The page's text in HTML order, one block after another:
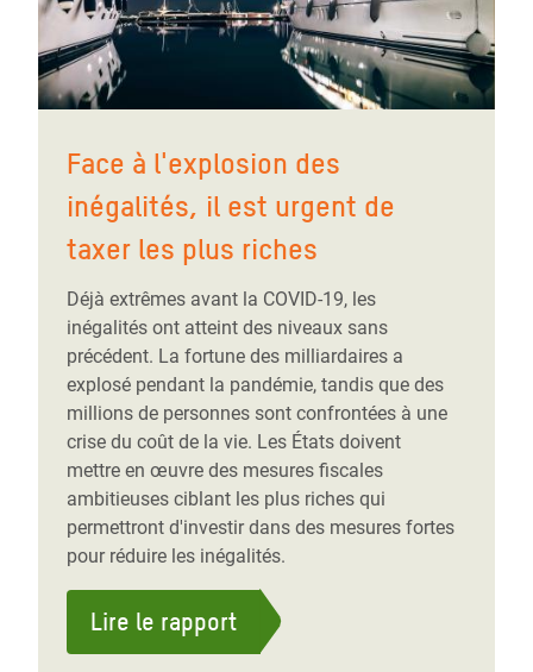
Face à l'explosion des
inégalités, il est urgent de
taxer les plus riches
Déjà extrêmes avant la COVID-19, les
inégalités ont atteint des niveaux sans
précédent. La fortune des milliardaires a
explosé pendant la pandémie, tandis que des
millions de personnes sont confrontées à une
crise du coût de la vie. Les États doivent
mettre en œuvre des mesures fiscales
ambitieuses ciblant les plus riches qui
permettront d'investir dans des mesures fortes
pour réduire les inégalités.
Lire le rapport